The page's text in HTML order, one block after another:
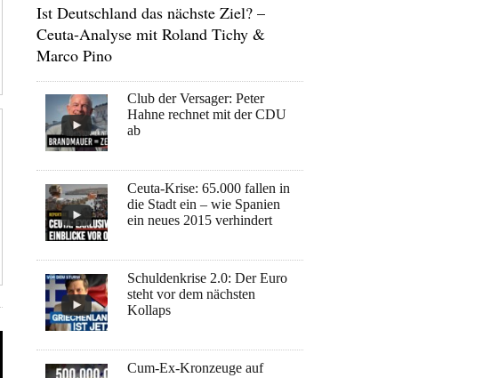
Ist Deutschland das nächste Ziel? –
Ceuta-Analyse mit Roland Tichy &
Marco Pino
Club der Versager: Peter
Hahne rechnet mit der CDU
ab
Ceuta-Krise: 65.000 fallen in
die Stadt ein – wie Spanien
ein neues 2015 verhindert
Schuldenkrise 2.0: Der Euro
steht vor dem nächsten
Kollaps
Cum-Ex-Kronzeuge auf